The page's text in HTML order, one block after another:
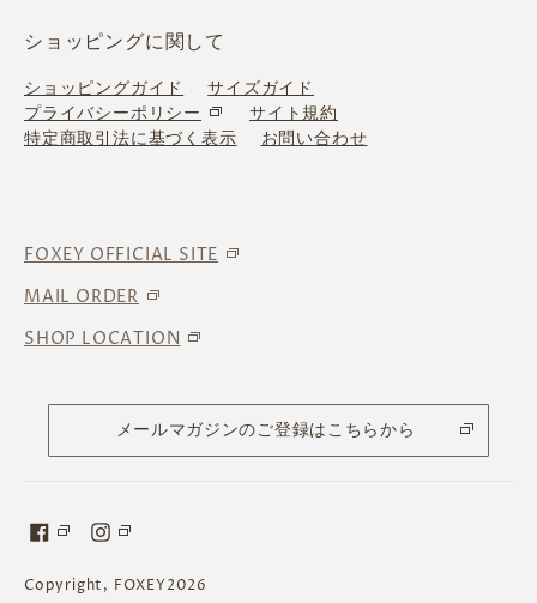
ショッピングに関して
ショッピングガイド
サイズガイド
プライバシーポリシー
サイト規約
特定商取引法に基づく表示
お問い合わせ
FOXEY OFFICIAL SITE
MAIL ORDER
SHOP LOCATION
メールマガジンのご登録はこちらから
Copyright, FOXEY2026